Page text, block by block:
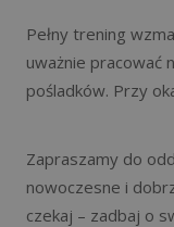
Pełny trening
uważnie pracować
pośladków. Przy
Zapraszamy do
nowoczesne i
czekaj – zadbaj o